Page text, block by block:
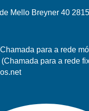
Mello Breyner 40
para a rede
para a rede